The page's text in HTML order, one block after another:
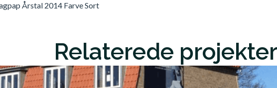
Årstal 2014 Farve Sort
Relaterede projekter